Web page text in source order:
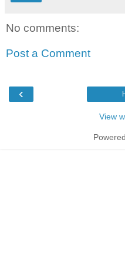
No comments:
Post a Comment
‹
View